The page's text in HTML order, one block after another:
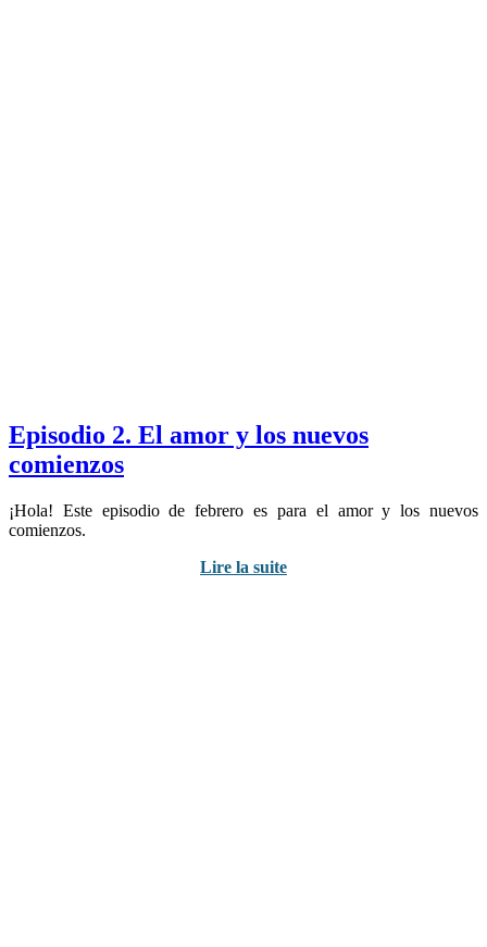
Episodio 2. El amor y los nuevos
comienzos
¡Hola! Este episodio de febrero es para el amor y los nuevos
comienzos.
Lire la suite